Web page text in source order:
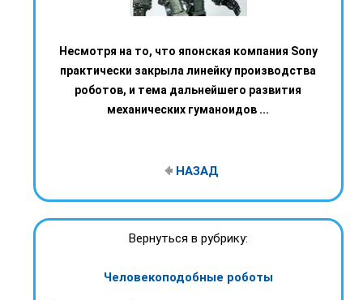
Несмотря на то, что японская компания Sony
практически закрыла линейку производства
роботов, и тема дальнейшего развития
механических гуманоидов ...
НАЗАД
Вернуться в рубрику:
Человекоподобные роботы